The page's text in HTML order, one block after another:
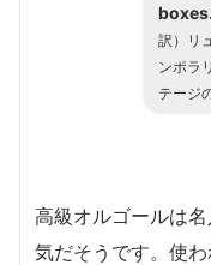
boxes.
訳）リ
ンポラ
テージ
高級オルゴールは
気だそうです。使